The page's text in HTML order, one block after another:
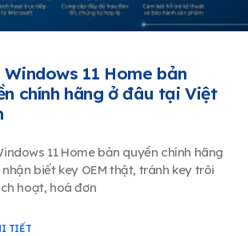
Windows 11 Home bản
chính hãng ở đâu tại Việt
11 Home bản quyền chính hãng
nhận biết key OEM thật, tránh key trôi
hoạt, hoá đơn
TIẾT